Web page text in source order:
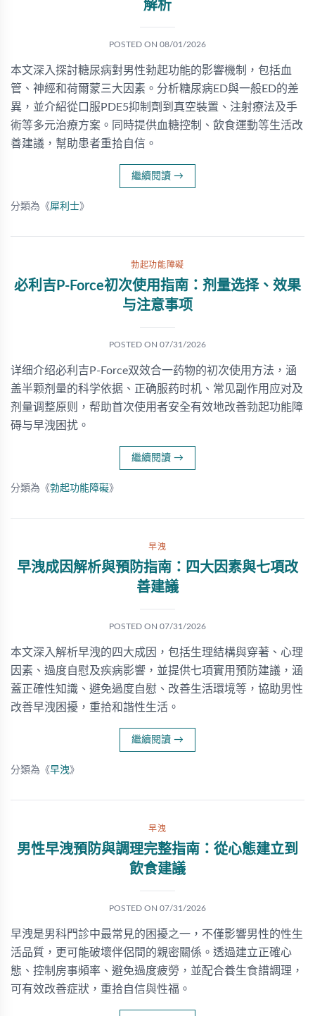
解析
POSTED ON 08/01/2026
本文深入探討糖尿病對男性勃起功能的影響機制，包括血
管、神經和荷爾蒙三大因素。分析糖尿病ED與一般ED的差
異，並介紹從口服PDE5抑制劑到真空裝置、注射療法及手
術等多元治療方案。同時提供血糖控制、飲食運動等生活改
善建議，幫助患者重拾自信。
繼續閱讀 →
分類為《犀利士》
勃起功能障礙
必利吉P-Force初次使用指南：剂量选择、效果
与注意事项
POSTED ON 07/31/2026
详细介绍必利吉P-Force双效合一药物的初次使用方法，涵
盖半颗剂量的科学依据、正确服药时机、常见副作用应对及
剂量调整原则，帮助首次使用者安全有效地改善勃起功能障
碍与早洩困扰。
繼續閱讀 →
分類為《勃起功能障礙》
早洩
早洩成因解析與預防指南：四大因素與七項改
善建議
POSTED ON 07/31/2026
本文深入解析早洩的四大成因，包括生理結構與穿著、心理
因素、過度自慰及疾病影響，並提供七項實用預防建議，涵
蓋正確性知識、避免過度自慰、改善生活環境等，協助男性
改善早洩困擾，重拾和諧性生活。
繼續閱讀 →
分類為《早洩》
早洩
男性早洩預防與調理完整指南：從心態建立到
飲食建議
POSTED ON 07/31/2026
早洩是男科門診中最常見的困擾之一，不僅影響男性的性生
活品質，更可能破壞伴侶間的親密關係。透過建立正確心
態、控制房事頻率、避免過度疲勞，並配合養生食譜調理，
可有效改善症狀，重拾自信與性福。